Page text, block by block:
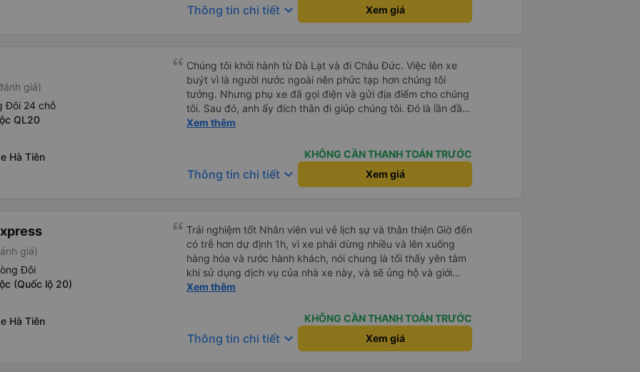
Thông tin chi tiết keyboard_arrow_down Xem giá
giá)
Đôi 24 chỗ
QL20
Hà Tiên
Chúng tôi khởi hành từ Đà Lạt và đi Châu Đức. Việc lên xe
buýt vì là người nước ngoài nên phức tạp hơn chúng tôi
tưởng. Nhưng phụ xe đã gọi điện và gửi địa điểm cho chúng
tôi. Sau đó, anh ấy đích thân đi giúp chúng tôi. Đó là lần đầu
tiên đi xe giường nằm với hai đứa trẻ nhỏ khá thú vị. Chúng
uống. Tôi rất ngạc nhiên khi xe dừng lại lúc nửa đêm ở Cần
Thơ và mọi người xuống xe ăn. Khi đến điểm dừng, họ đánh
thức chúng tôi dậy và đảm bảo chúng tôi đã sẵn sàng. Nhìn
Xem thêm
KHÔNG CẦN THANH TOÁN TRƯỚC
Thông tin chi tiết keyboard_arrow_down Xem giá
giá)
Đôi
(Quốc lộ 20)
Hà Tiên
Trải nghiệm tốt Nhân viên vui vẻ lịch sự và thân thiện Giờ đến
có trễ hơn dự định 1h, vì xe phải dừng nhiều và lên xuống
hàng hóa và rước hành khách, nói chung là tối thấy yên tâm
khi sử dụng dịch vụ của nhà xe này, và sẽ ủng hộ và giới
thiệu cho người thân sử dụng dịch vụ của nhà xe này
Xem thêm
KHÔNG CẦN THANH TOÁN TRƯỚC
Thông tin chi tiết keyboard_arrow_down Xem giá